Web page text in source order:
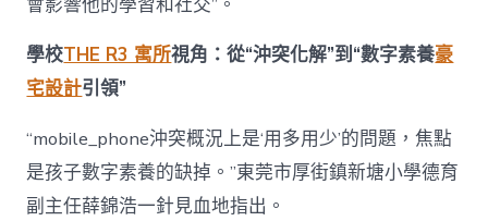
會影響他的學習和社交”。
學校THE R3 寓所視角：從“沖突化解”到“數字素養豪
宅設計引領”
“mobile_phone沖突概況上是‘用多用少’的問題，焦點
是孩子數字素養的缺掉。”東莞市厚街鎮新塘小學德育
副主任薛錦浩一針見血地指出。